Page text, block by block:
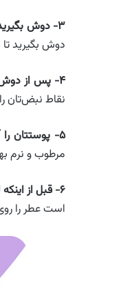
۳- دوش بگیرید.
دوش بگیرید
۴- پس از دوش گرفتن با آب گرم حسابی خودتان را خشک کنید.
نقاط نبض‌تان
۵- پوستتان را آبرسانی کنید.
مرطوب و
۶- قبل از اینکه لباس بپوشید عطر بزنید.
است عطر را